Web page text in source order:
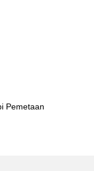
Pemetaan